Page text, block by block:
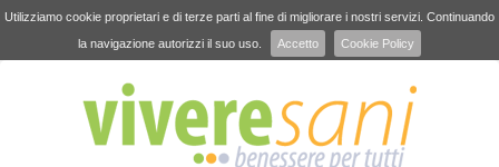
Utilizziamo cookie proprietari e di terze parti al fine di migliorare i nostri servizi. Continuando
la navigazione autorizzi il suo uso.
Accetto Cookie Policy